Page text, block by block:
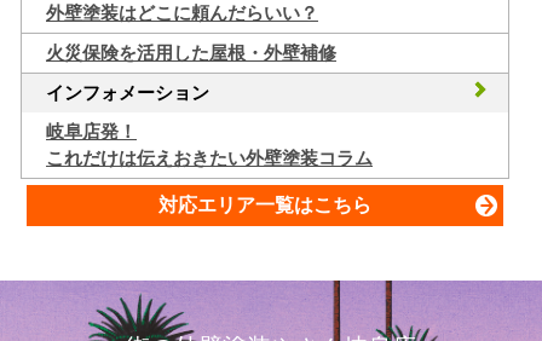
外壁塗装はどこに頼んだらいい？
火災保険を活用した屋根・外壁補修
インフォメーション
岐阜店発！
これだけは伝えおきたい外壁塗装コラム
対応エリア一覧はこちら